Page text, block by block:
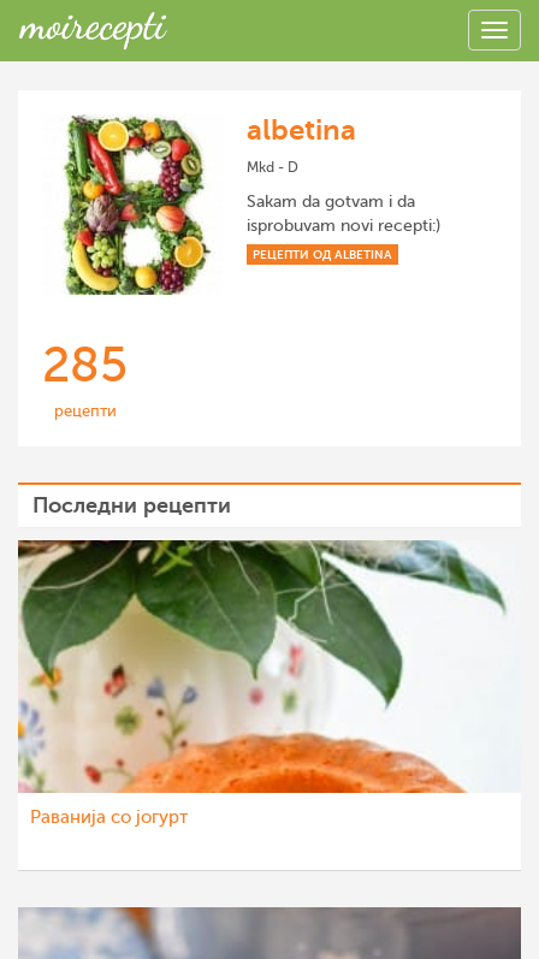
albetina
Mkd - D
Sakam da gotvam i da
isprobuvam novi recepti:)
РЕЦЕПТИ ОД ALBETINA
285
рецепти
Последни рецепти
Раванија со јогурт